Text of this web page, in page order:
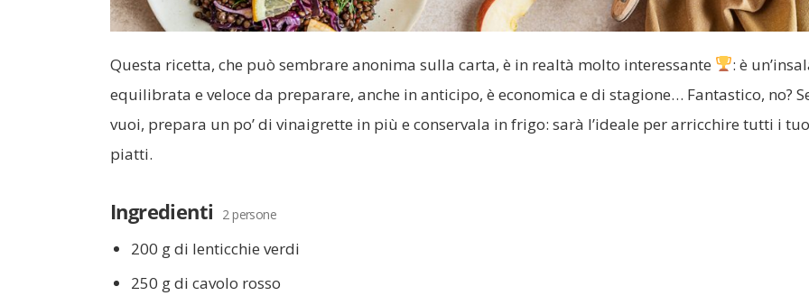
Questa ricetta, che può sembrare anonima sulla carta, è in realtà molto interessante
: è
equilibrata e veloce da preparare, anche in anticipo, è economica e di stagione… Fantastico, no?
vuoi, prepara un po’ di vinaigrette in più e conservala in frigo: sarà l’ideale per arricchire tutti i
piatti.
Ingredienti 2 persone
200 g di lenticchie verdi
250 g di cavolo rosso